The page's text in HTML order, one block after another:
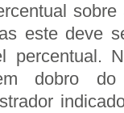
este deve
percentual.
dobro